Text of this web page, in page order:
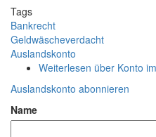
Tags
Bankrecht
Geldwäscheverdacht
Auslandskonto
Weiterlesen über Konto
Auslandskonto abonnieren
Name